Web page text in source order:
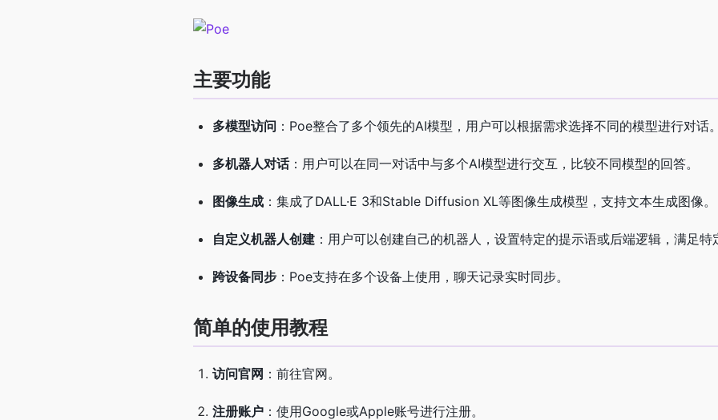
主要功能
多模型访问 ：Poe整合了多个领先的AI模型，用户可以根据需求选择不同的模型进行对话。
多机器人对话：用户可以在同一对话中与多个AI模型进行交互，比较不同模型的回答。
图像生成 ：集成了DALL·E 3和Stable Diffusion XL等图像生成模型，支持文本生成图像。
自定义机器人创建 ：用户可以创建自己的机器人，设置特定的提示语或后端逻辑，满足特
跨设备同步 ：Poe支持在多个设备上使用，聊天记录实时同步。
简单的使用教程
访问官网 ：前往官网。
注册账户 ：使用Google或Apple账号进行注册。